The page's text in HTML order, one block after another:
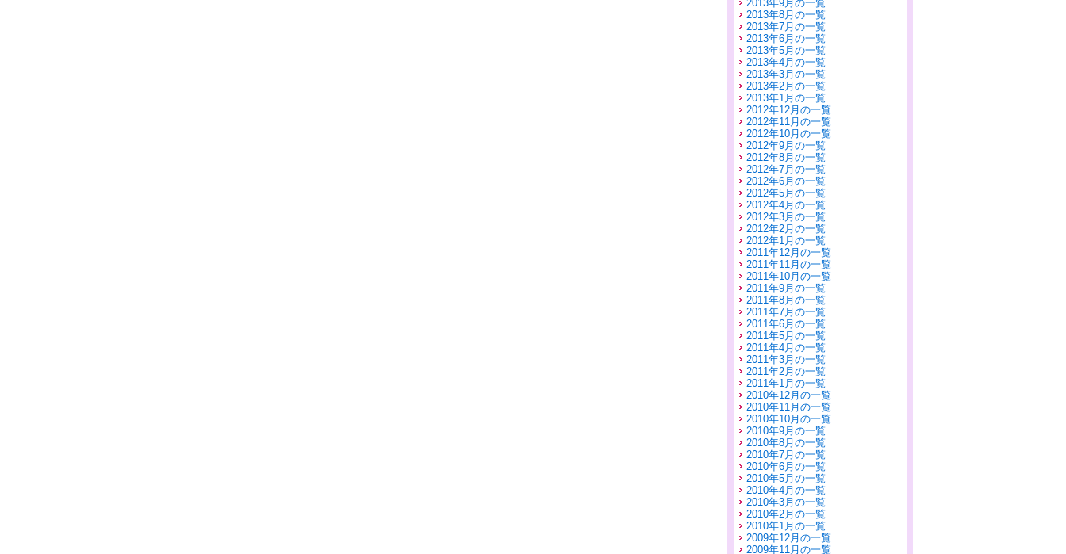
2013年9月の一覧
2013年8月の一覧
2013年7月の一覧
2013年6月の一覧
2013年5月の一覧
2013年4月の一覧
2013年3月の一覧
2013年2月の一覧
2013年1月の一覧
2012年12月の一覧
2012年11月の一覧
2012年10月の一覧
2012年9月の一覧
2012年8月の一覧
2012年7月の一覧
2012年6月の一覧
2012年5月の一覧
2012年4月の一覧
2012年3月の一覧
2012年2月の一覧
2012年1月の一覧
2011年12月の一覧
2011年11月の一覧
2011年10月の一覧
2011年9月の一覧
2011年8月の一覧
2011年7月の一覧
2011年6月の一覧
2011年5月の一覧
2011年4月の一覧
2011年3月の一覧
2011年2月の一覧
2011年1月の一覧
2010年12月の一覧
2010年11月の一覧
2010年10月の一覧
2010年9月の一覧
2010年8月の一覧
2010年7月の一覧
2010年6月の一覧
2010年5月の一覧
2010年4月の一覧
2010年3月の一覧
2010年2月の一覧
2010年1月の一覧
2009年12月の一覧
2009年11月の一覧